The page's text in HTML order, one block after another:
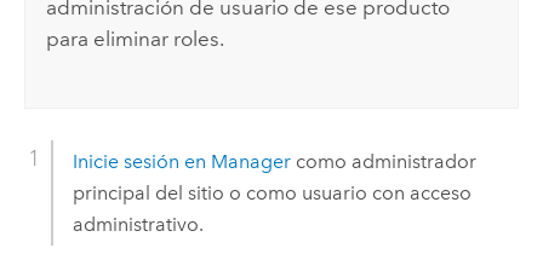
administración de usuario de ese producto
para eliminar roles.
Inicie sesión en Managercomo administrador
principal del sitio o como usuario con acceso
administrativo.